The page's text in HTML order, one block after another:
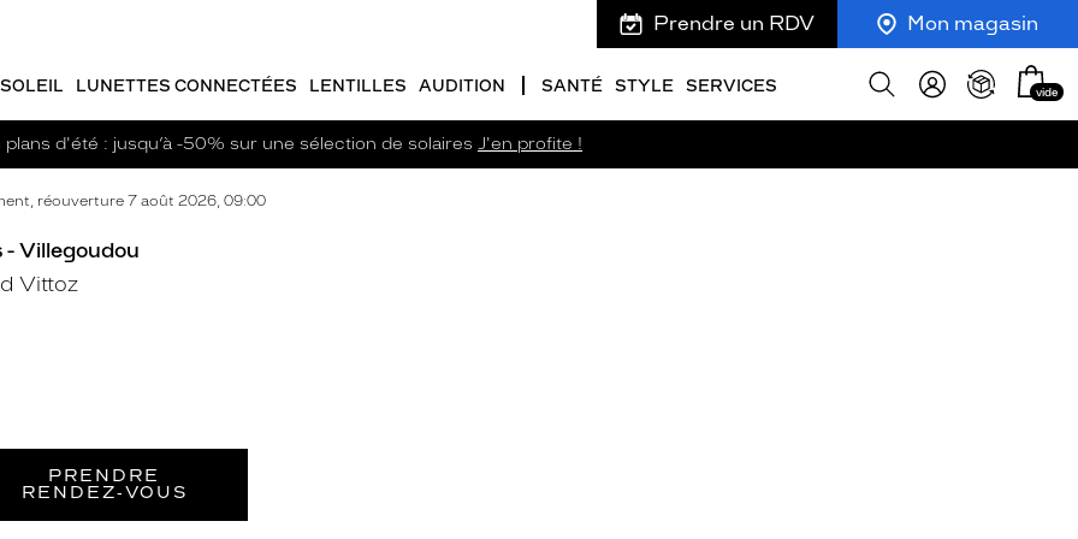
Prendre un RDV Mon magasin
LUNETTES CONNECTÉES LENTILLES AUDITION SANTÉ STYLE SERVICES
Afficher
Mon
panier
vide
plans d'été : jusqu’à -50% sur une sélection de solaires J'en profite !
réouverture 7 août 2026, 09:00
Villegoudou
Vittoz
PRENDRE
RENDEZ‑VOUS